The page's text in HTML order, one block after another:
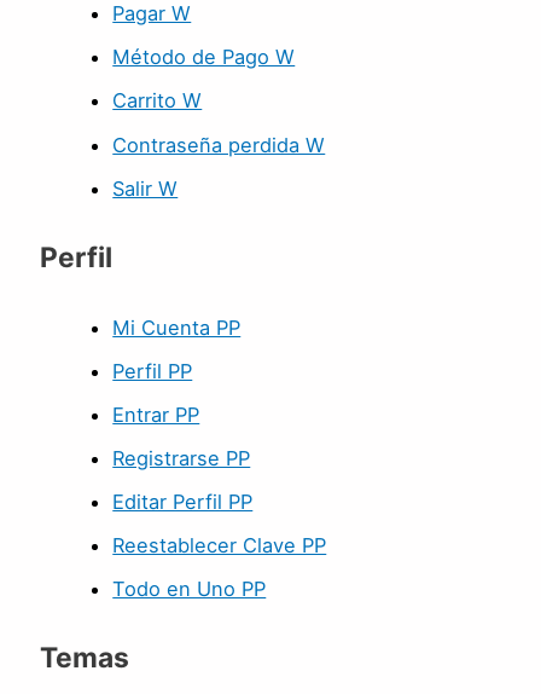
Pagar W
Método de Pago W
Carrito W
Contraseña perdida W
Salir W
Perfil
Mi Cuenta PP
Perfil PP
Entrar PP
Registrarse PP
Editar Perfil PP
Reestablecer Clave PP
Todo en Uno PP
Temas